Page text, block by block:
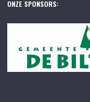
ONZE SPONSORS: